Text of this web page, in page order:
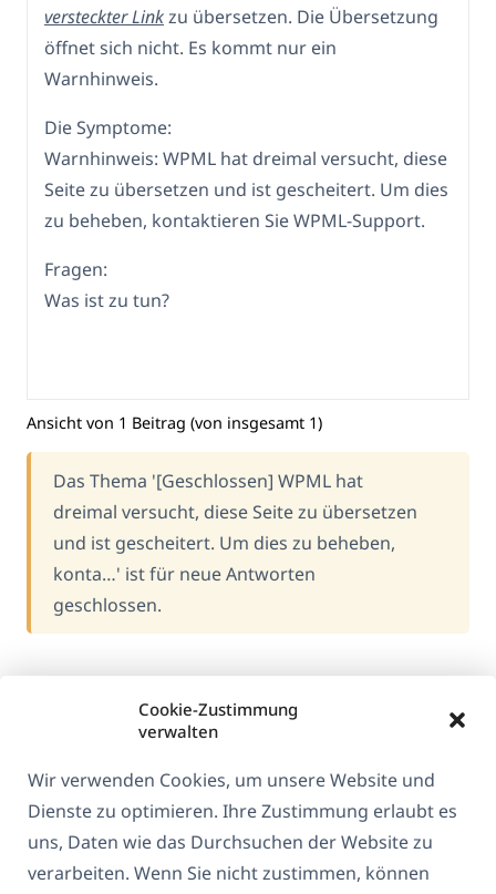
Cookie-Zustimmung
verwalten
Wir verwenden Cookies, um unsere Website und
Dienste zu optimieren. Ihre Zustimmung erlaubt es
uns, Daten wie das Durchsuchen der Website zu
verarbeiten. Wenn Sie nicht zustimmen, können
versteckter Linkzu übersetzen. Die Übersetzung
öffnet sich nicht. Es kommt nur ein
Warnhinweis.
Die Symptome:
Warnhinweis: WPML hat dreimal versucht, diese
Seite zu übersetzen und ist gescheitert. Um dies
zu beheben, kontaktieren Sie WPML-Support.
Fragen:
Was ist zu tun?
Ansicht von 1 Beitrag (von insgesamt 1)
Das Thema '[Geschlossen] WPML hat
dreimal versucht, diese Seite zu übersetzen
und ist gescheitert. Um dies zu beheben,
konta…' ist für neue Antworten
geschlossen.
Über WPML